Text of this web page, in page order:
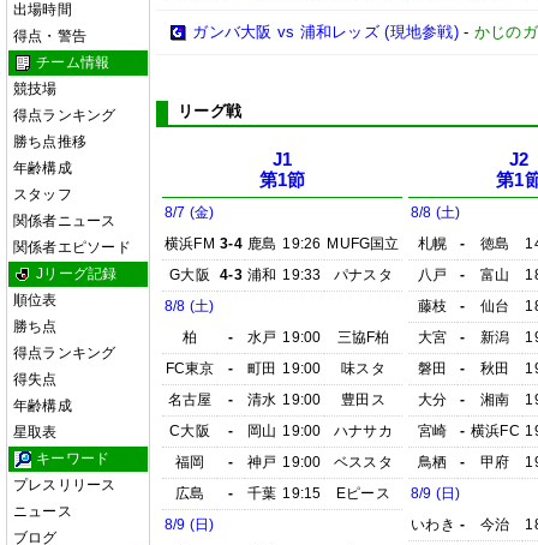
出場時間
得点・警告
チーム情報
競技場
得点ランキング
勝ち点推移
年齢構成
スタッフ
関係者ニュース
関係者エピソード
Jリーグ記録
順位表
勝ち点
得点ランキング
得失点
年齢構成
星取表
キーワード
プレスリリース
ニュース
ブログ
ガンバ大阪 vs 浦和レッズ (現地参戦)- かじの
リーグ戦
J1
第1節
8/7 (金)
横浜FM 3-4 鹿島 19:26 MUFG国立
G大阪
4-3 浦和 19:33
パナスタ
8/8 (土)
柏
- 水戸 19:00
三協F柏
FC東京
- 町田 19:00
味スタ
名古屋
- 清水 19:00
豊田ス
C大阪
- 岡山 19:00
ハナサカ
福岡
- 神戸 19:00
ベススタ
広島
- 千葉 19:15
Eピース
8/9 (日)
J2
第1
8/8 (土)
札幌
- 徳島
八戸
- 富山
藤枝
- 仙台
大宮
- 新潟
磐田
- 秋田
大分
- 湘南
宮崎
- 横浜FC
鳥栖
- 甲府
8/9 (日)
いわき - 今治